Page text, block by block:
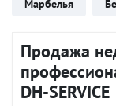
Марбелья
Продажа
DH-SERVICE